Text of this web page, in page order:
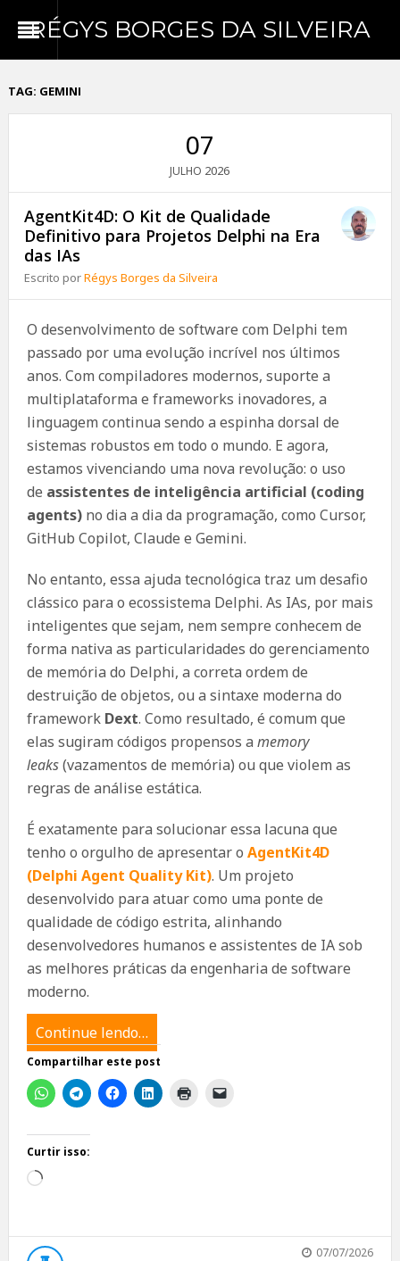
RÉGYS BORGES DA SILVEIRA
TAG: GEMINI
07
JULHO 2026
AgentKit4D: O Kit de Qualidade
Definitivo para Projetos Delphi na Era
das IAs
Escrito porRégys Borges da Silveira
O desenvolvimento de software com Delphi tem
passado por uma evolução incrível nos últimos
anos. Com compiladores modernos, suporte a
multiplataforma e frameworks inovadores, a
linguagem continua sendo a espinha dorsal de
sistemas robustos em todo o mundo. E agora,
estamos vivenciando uma nova revolução: o uso
de assistentes de inteligência artificial (coding
agents)no dia a dia da programação, como Cursor,
GitHub Copilot, Claude e Gemini.
No entanto, essa ajuda tecnológica traz um desafio
clássico para o ecossistema Delphi. As IAs, por mais
inteligentes que sejam, nem sempre conhecem de
forma nativa as particularidades do gerenciamento
de memória do Delphi, a correta ordem de
destruição de objetos, ou a sintaxe moderna do
framework Dext. Como resultado, é comum que
elas sugiram códigos propensos a memory
leaks(vazamentos de memória) ou que violem as
regras de análise estática.
É exatamente para solucionar essa lacuna que
tenho o orgulho de apresentar o AgentKit4D
(Delphi Agent Quality Kit). Um projeto
desenvolvido para atuar como uma ponte de
qualidade de código estrita, alinhando
desenvolvedores humanos e assistentes de IA sob
as melhores práticas da engenharia de software
moderno.
Continue lendo…
Compartilhar este post
Curtir isso:
Carregando...
07/07/2026